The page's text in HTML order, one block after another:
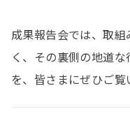
成果報告会では、取
く、その裏側の地道
を、皆さまにぜひご覧